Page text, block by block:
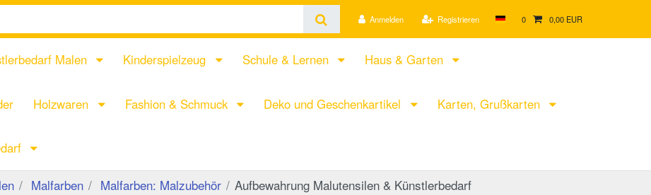
Anmelden Registrieren 0 0,00 EUR
Malen Kinderspielzeug Schule & Lernen Haus & Garten
Holzwaren Fashion & Schmuck Deko und Geschenkartikel Karten, Grußkarten
Malfarben Malfarben: Malzubehör Aufbewahrung Malutensilen & Künstlerbedarf